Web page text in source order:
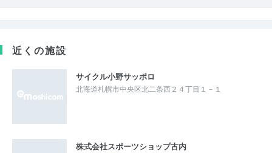
近くの施設
サイクル小野サッポロ
北海道札幌市中央区北二条西２４丁目１－１
株式会社スポーツショップ古内